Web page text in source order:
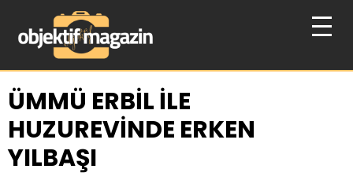
ÜMMÜ ERBİL İLE
HUZUREVİNDE ERKEN
YILBAŞI